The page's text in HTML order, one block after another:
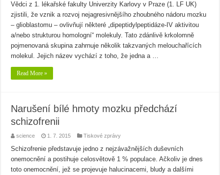
Vědci z 1. lékařské fakulty Univerzity Karlovy v Praze (1. LF UK)
zjistili, že vznik a rozvoj nejagresivnějšího zhoubného nádoru mozku
– glioblastomu – ovlivňují některé „dipeptidylpeptidáze-IV aktivitou
a/nebo strukturou homologní“ molekuly. Tato zdánlivě krkolomně
pojmenovaná skupina zahrnuje několik takzvaných melouchařících
molekul. Jejich název vychází z toho, že jedna a …
Read More »
Narušení bílé hmoty mozku předchází
schizofrenii
science 1. 7. 2015 Tiskové zprávy
Schizofrenie představuje jedno z nejzávažnějších duševních
onemocnění a postihuje celosvětově 1 % populace. Ačkoliv je dnes
toto onemocnění, jež se projevuje halucinacemi, bludy a dalšími